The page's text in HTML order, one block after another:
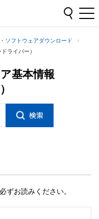
ソフトウェアダウンロード
ライバー）
基本情報
ずお読みください。